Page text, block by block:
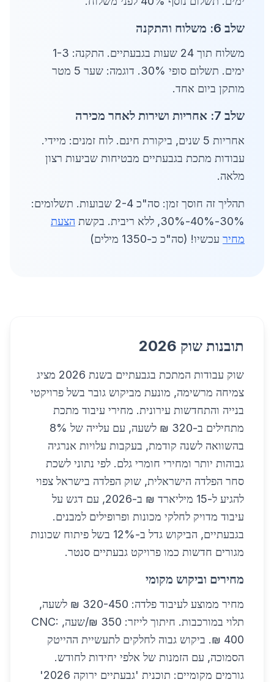
שלב 6: משלוח והתקנה
משלוח תוך 24 שעות בגבעתיים. התקנה: 1-3
ימים. תשלום סופי 30%. דוגמה: שער 5 מטר
מותקן ביום אחד.
שלב 7: אחריות ושירות לאחר מכירה
אחריות 5 שנים, ביקורת חינם. לוח זמנים: מיידי.
עבודות מתכת בגבעתיים מבטיחות שביעות רצון
מלאה.
תהליך זה חוסך זמן: סה"כ 2-4 שבועות. תשלומים:
30%-40%-30%, ללא ריבית. בקשת
הצעת
מחיר עכשיו! (סה"כ כ-1350 מילים)
תובנות שוק 2026
שוק עבודות המתכת בגבעתיים בשנת 2026 מציג
צמיחה מרשימה, מונעת מביקוש גובר בשל פרויקטי
בנייה והתחדשות עירונית. מחירי עיבוד מתכת
מתחילים ב-320 ₪ לשעה, עם עלייה של 8%
בהשוואה לשנה קודמת, בעקבות עלויות אנרגיה
גבוהות יותר ומחירי חומרי גלם. לפי נתוני לשכת
סחר הפלדה הישראלית, שוק הפלדה בישראל צפוי
להגיע ל-15 מיליארד ₪ ב-2026, עם דגש על
עיבוד מדויק לחלקי מכונות ופרופילים למבנים.
בגבעתיים, הביקוש גדל ב-12% בשל פיתוח שכונות
מגורים חדשות כמו פרויקט גבעתיים סנטר.
מחירים וביקוש מקומי
מחיר ממוצע לעיבוד פלדה: 320-450 ₪ לשעה,
תלוי במורכבות. חיתוך לייזר: 350 ₪/שעה, CNC:
400 ₪. ביקוש גבוה לחלקים לתעשיית ההייטק
הסמוכה, עם הזמנות של אלפי יחידות לחודש.
גורמים מקומיים: תוכנית 'גבעתיים ירוקה 2026'